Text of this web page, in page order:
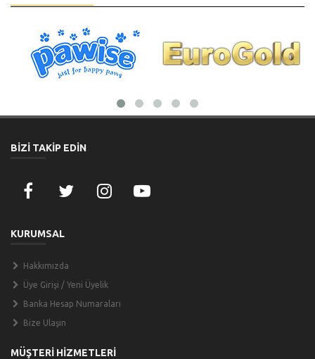
BİZİ TAKİP EDİN
KURUMSAL
Hakkımızda
Üye Girişi / Yeni Üyelik
Banka Hesap Numaraları
Bize Ulaşın
MÜŞTERİ HİZMETLERİ